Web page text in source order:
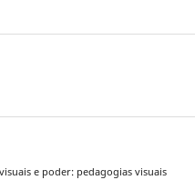
e poder: pedagogias visuais